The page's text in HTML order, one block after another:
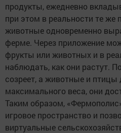
продукты, ежедневно
при этом в реальности те же
животные одновременно
ферме. Через приложение
фрукты или животных и в
наблюдать, как они растут.
созреет, а животные и птицы
максимального веса, они
Таким образом,
игровое пространство и
виртуальные